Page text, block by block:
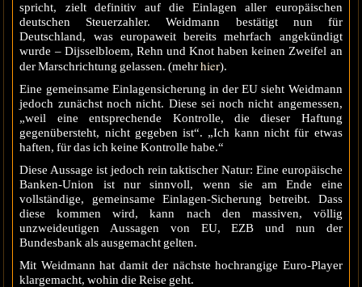
spricht, zielt definitiv auf die Einlagen aller europäischen
deutschen Steuerzahler. Weidmann bestätigt nun für
Deutschland, was europaweit bereits mehrfach angekündigt
wurde – Dijsselbloem, Rehn und Knot haben keinen Zweifel an
der Marschrichtung gelassen. (mehrhier).
Eine gemeinsame Einlagensicherung in der EU sieht Weidmann
jedoch zunächst noch nicht. Diese sei noch nicht angemessen,
„weil eine entsprechende Kontrolle, die dieser Haftung
gegenübersteht, nicht gegeben ist“. „Ich kann nicht für etwas
haften, für das ich keine Kontrolle habe.“
Diese Aussage ist jedoch rein taktischer Natur: Eine europäische
Banken-Union ist nur sinnvoll, wenn sie am Ende eine
vollständige, gemeinsame Einlagen-Sicherung betreibt. Dass
diese kommen wird, kann nach den massiven, völlig
unzweideutigen Aussagen von EU, EZB und nun der
Bundesbank als ausgemacht gelten.
Mit Weidmann hat damit der nächste hochrangige Euro-Player
klargemacht, wohin die Reise geht.